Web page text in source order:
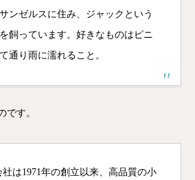
ンゼルスに住み、ジャックという
飼っています。好きなものはピニ
通り雨に濡れること。
です。
は1971年の創立以来、高品質の小